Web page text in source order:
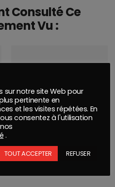
Consulté Ce
Vu :
AEROSOL APPRET GARNISSANT GRIS HIGH#5 UPOL 450ML
sur notre site Web pour
pertinente en
et les visites répétées. En
consentez à l'utilisation
.
TOUT ACCEPTER REFUSER